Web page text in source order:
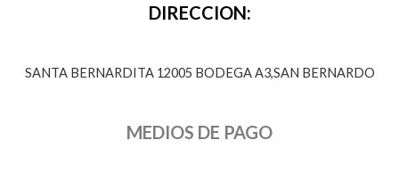
DIRECCION:
SANTA BERNARDITA 12005 BODEGA A3,SAN BERNARDO
MEDIOS DE PAGO